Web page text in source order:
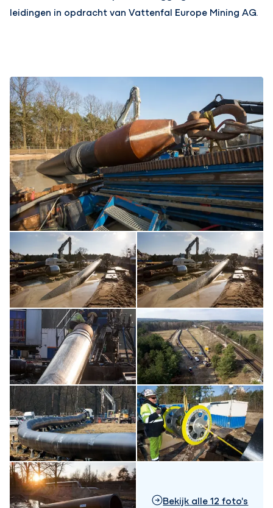
leidingen in opdracht van Vattenfal Europe Mining AG.
Bekijk alle 12 foto's